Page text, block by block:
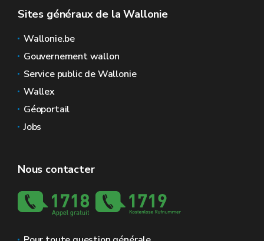
Sites généraux de la Wallonie
Wallonie.be
Gouvernement wallon
Service public de Wallonie
Wallex
Géoportail
Jobs
Nous contacter